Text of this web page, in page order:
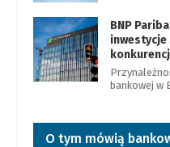
BNP
inwestycje
bankowej w
O tym mówią